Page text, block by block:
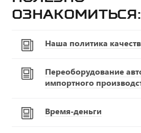
ознакомиться:
Наша политика
Переоборудование
импортного
Время-деньги